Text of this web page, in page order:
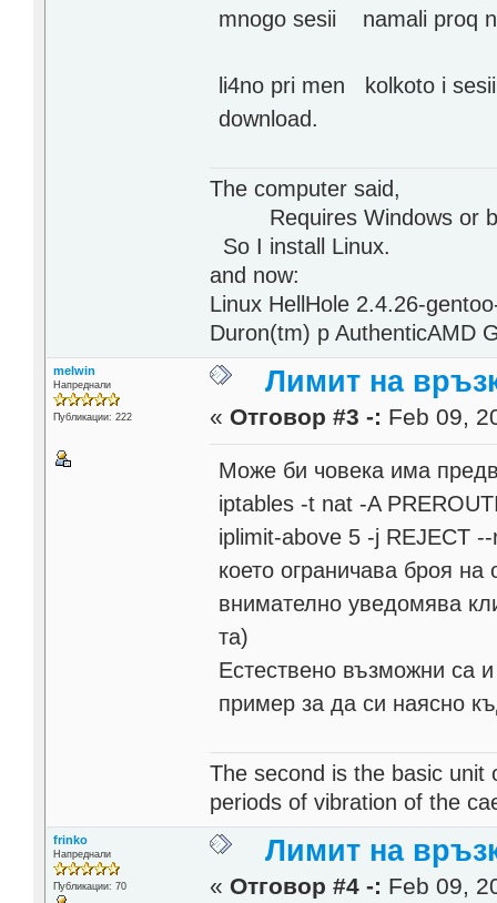
mnogo sesii namali proq
li4no pri men kolkoto i
download.
The computer said,
Requires Windows or
So I install Linux.
and now:
Linux HellHole 2.4.26-
Duron(tm) p AuthenticAMD
melwin
Напреднали
Публикации: 222
Лимит на
« Отговор #3 -: Feb 09,
Може би човека има
iptables -t nat -A
iplimit-above 5 -j REJECT
което ограничава броя
внимателно уведомява
та)
Естествено възможни са
пример за да си наясно
The second is the basic
periods of vibration of the
frinko
Напреднали
Публикации: 70
Лимит на
« Отговор #4 -: Feb 09,